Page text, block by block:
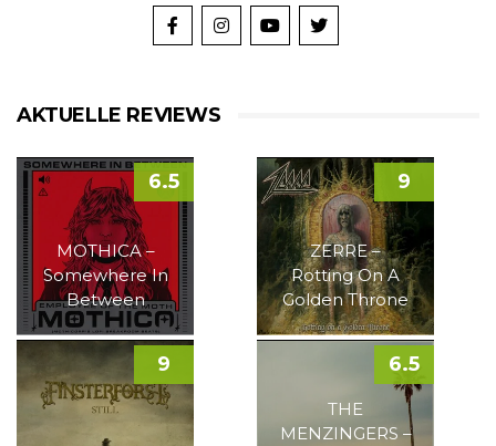
AKTUELLE REVIEWS
MOTHICA –
Somewhere In
Between
6.5
ZERRE –
Rotting On A
Golden Throne
9
9
THE
MENZINGERS –
6.5